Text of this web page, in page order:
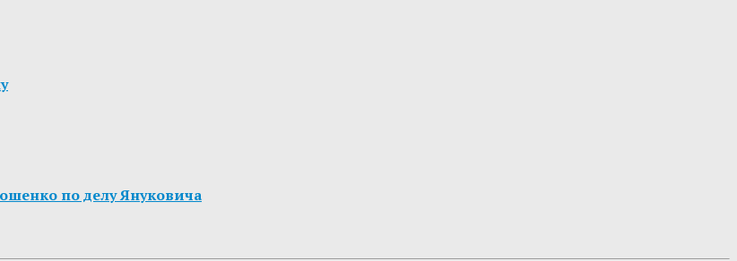
по делу Януковича